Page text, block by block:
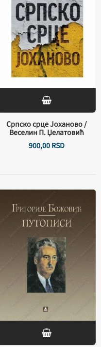
Српско срце Јоханово /
Веселин П. Џелатовић
900,00RSD